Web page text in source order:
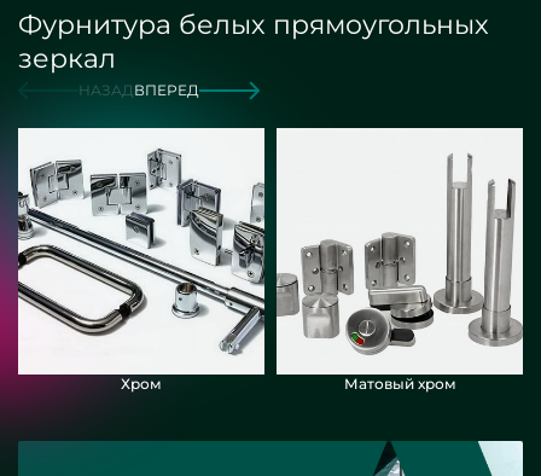
Фурнитура белых прямоугольных
зеркал
НАЗАДВПЕРЕД
Хром Матовый хром